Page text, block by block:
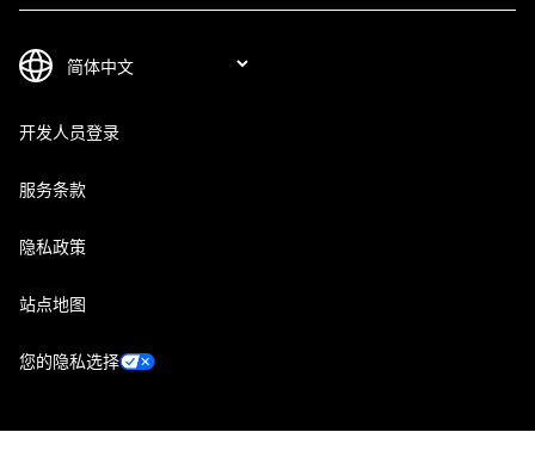
开发人员登录
服务条款
隐私政策
站点地图
您的隐私选择